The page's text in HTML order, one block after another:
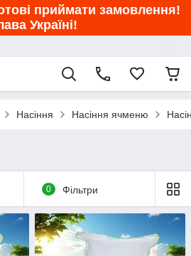
приймати замовлення!
Україні!
Насіння Насіння ячменю
0 Фільтри